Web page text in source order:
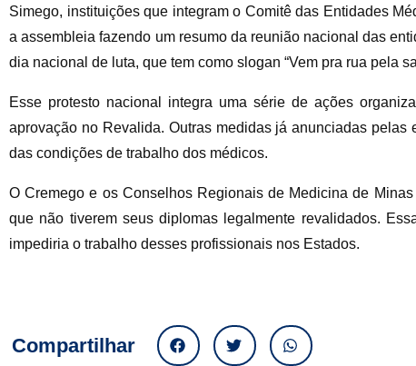
Simego, instituições que integram o Comitê das Entidades
a assembleia fazendo um resumo da reunião nacional das
dia nacional de luta, que tem como slogan “Vem pra rua pela
Esse protesto nacional integra uma série de ações
aprovação no Revalida. Outras medidas já anunciadas
das condições de trabalho dos médicos.
O Cremego e os Conselhos Regionais de Medicina de
que não tiverem seus diplomas legalmente revalidados.
impediria o trabalho desses profissionais nos Estados.
Compartilhar